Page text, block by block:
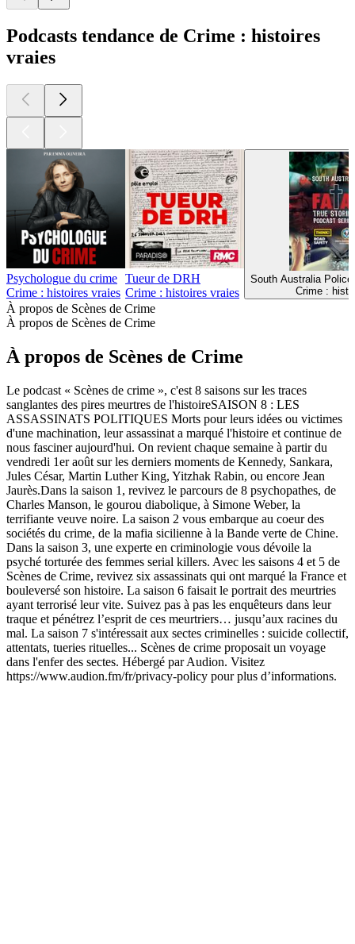
Podcasts tendance de Crime : histoires
vraies
Psychologue du crime
Crime : histoires vraies
Tueur de DRH
Crime : histoires vraies
South Australia
Crime :
À propos de Scènes de Crime
À propos de Scènes de Crime
À propos de Scènes de Crime
Le podcast « Scènes de crime », c'est 8 saisons sur les traces
sanglantes des pires meurtres de l'histoireSAISON 8 : LES
ASSASSINATS POLITIQUES Morts pour leurs idées ou victimes
d'une machination, leur assassinat a marqué l'histoire et continue de
nous fasciner aujourd'hui. On revient chaque semaine à partir du
vendredi 1er août sur les derniers moments de Kennedy, Sankara,
Jules César, Martin Luther King, Yitzhak Rabin, ou encore Jean
Jaurès.Dans la saison 1, revivez le parcours de 8 psychopathes, de
Charles Manson, le gourou diabolique, à Simone Weber, la
terrifiante veuve noire. La saison 2 vous embarque au coeur des
sociétés du crime, de la mafia sicilienne à la Bande verte de Chine.
Dans la saison 3, une experte en criminologie vous dévoile la
psyché torturée des femmes serial killers. Avec les saisons 4 et 5 de
Scènes de Crime, revivez six assassinats qui ont marqué la France et
bouleversé son histoire. La saison 6 faisait le portrait des meurtries
ayant terrorisé leur vite. Suivez pas à pas les enquêteurs dans leur
traque et pénétrez l’esprit de ces meurtriers… jusqu’aux racines du
mal. La saison 7 s'intéressait aux sectes criminelles : suicide collectif,
attentats, tueries rituelles... Scènes de crime proposait un voyage
dans l'enfer des sectes. Hébergé par Audion. Visitez
https://www.audion.fm/fr/privacy-policy pour plus d’informations.